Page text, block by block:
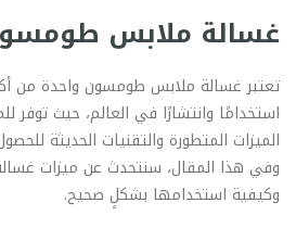
غسالة ملابس
تعتبر غسالة ملابس طومسون واحدة من
استخدامًا وانتشارًا في العالم، حيث توفر
الميزات المتطورة والتقنيات الحديثة
وفي هذا المقال، سنتحدث عن ميزات
وكيفية استخدامها بشكلٍ صحيح.